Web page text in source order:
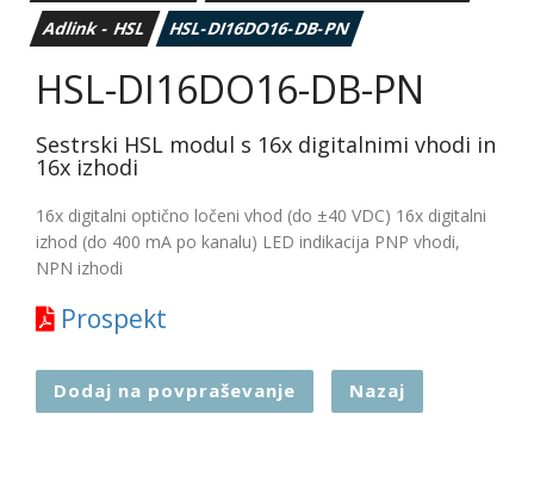
Adlink - HSL
HSL-DI16DO16-DB-PN
HSL-DI16DO16-DB-PN
Sestrski HSL modul s 16x digitalnimi vhodi in
16x izhodi
16x digitalni optično ločeni vhod (do ±40 VDC) 16x digitalni
izhod (do 400 mA po kanalu) LED indikacija PNP vhodi,
NPN izhodi
Prospekt
Dodaj na povpraševanje Nazaj